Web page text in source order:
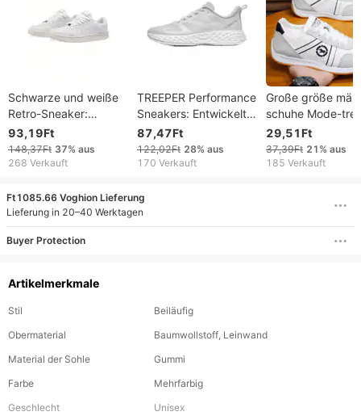
Schwarze und weiße
Retro-Sneaker:
Zeitloser Stil für den
Alltagslook in
Streetwear-Optik
93,19Ft
148,37Ft 37% aus
268 Verkauft
TREEPER Performance
Sneakers: Entwickelt
für dynamische
Bewegungen
87,47Ft
122,02Ft 28% aus
170 Verkauft
Große größe
schuhe Mode-
männer casual
herbst neue
atmungsaktive
29,51Ft
37,39Ft 21% aus
185 Verkauft
Ft1085.66 Voghion Lieferung
Lieferung in 20–40 Werktagen
Buyer Protection
Artikelmerkmale
Stil
Beiläufig
Obermaterial
Baumwollstoff, Leinwand
Material der Sohle
Gummi
Farbe
Mehrfarbig
Geschlecht
Unisex